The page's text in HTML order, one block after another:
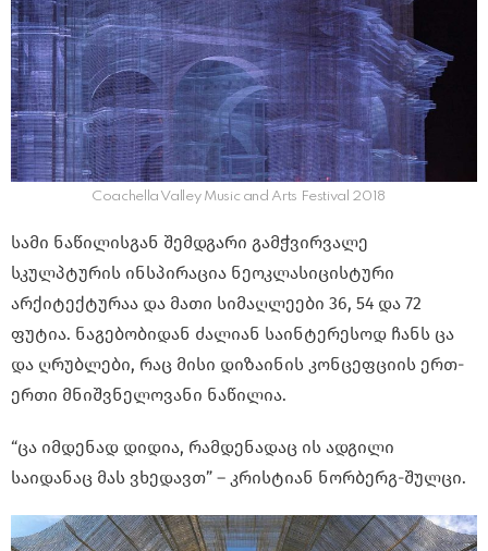
Coachella Valley Music and Arts Festival 2018
სამი ნაწილისგან შემდგარი გამჭვირვალე
სკულპტურის ინსპირაცია ნეოკლასიცისტური
არქიტექტურაა და მათი სიმაღლეები 36, 54 და 72
ფუტია. ნაგებობიდან ძალიან საინტერესოდ ჩანს ცა
და ღრუბლები, რაც მისი დიზაინის კონცეფციის ერთ-
ერთი მნიშვნელოვანი ნაწილია.
“ცა იმდენად დიდია, რამდენადაც ის ადგილი
საიდანაც მას ვხედავთ” – კრისტიან ნორბერგ-შულცი.